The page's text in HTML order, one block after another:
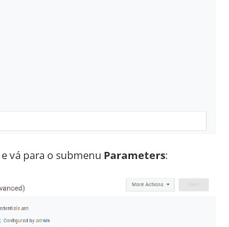
e vá para o submenu Parameters: